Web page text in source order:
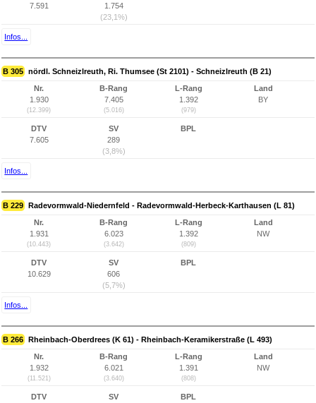
7.591
1.754
(23,1%)
Infos...
B 305 nördl. Schneizlreuth, Ri. Thumsee (St 2101) - Schneizlreuth (B 21)
Nr.
1.930
(12.399)
B-Rang
7.405
(5.016)
L-Rang
1.392
(979)
Land
BY
DTV
7.605
SV
289
(3,8%)
BPL
Infos...
B 229 Radevormwald-Niedernfeld - Radevormwald-Herbeck-Karthausen (L 81)
Nr.
1.931
(10.443)
B-Rang
6.023
(3.642)
L-Rang
1.392
(809)
Land
NW
DTV
10.629
SV
606
(5,7%)
BPL
Infos...
B 266 Rheinbach-Oberdrees (K 61) - Rheinbach-Keramikerstraße (L 493)
Nr.
1.932
(11.521)
B-Rang
6.021
(3.640)
L-Rang
1.391
(808)
Land
NW
DTV SV BPL